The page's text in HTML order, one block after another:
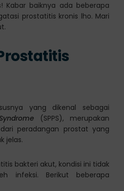
Kabar baiknya ada beberapa
prostatitis kronis lho. Mari
yang dikenal sebagai
(SPPS), merupakan
peradangan prostat yang
jelas.
bakteri akut, kondisi ini tidak
infeksi. Berikut beberapa